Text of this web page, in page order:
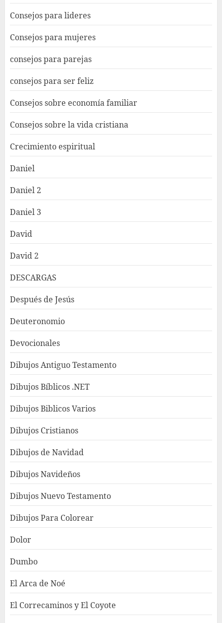
Consejos para lideres
Consejos para mujeres
consejos para parejas
consejos para ser feliz
Consejos sobre economía familiar
Consejos sobre la vida cristiana
Crecimiento espiritual
Daniel
Daniel 2
Daniel 3
David
David 2
DESCARGAS
Después de Jesús
Deuteronomio
Devocionales
Dibujos Antiguo Testamento
Dibujos Bíblicos .NET
Dibujos Biblicos Varios
Dibujos Cristianos
Dibujos de Navidad
Dibujos Navideños
Dibujos Nuevo Testamento
Dibujos Para Colorear
Dolor
Dumbo
El Arca de Noé
El Correcaminos y El Coyote